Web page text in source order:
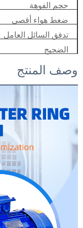
حجم الفوهة
ضغط هواء أقصى
تدفق السائل العامل
الضجيج
وصف المنتج